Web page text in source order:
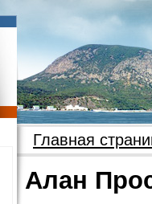
Главная
Алaн